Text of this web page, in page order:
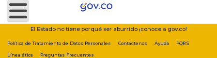
Nota:
este
web
incluye
El Estado no tiene porqué ser aburrido ¡conoce a gov.co!
Política de Tratamiento de Datos Personales Contáctenos Ayuda PQRS
Línea ética Preguntas Frecuentes